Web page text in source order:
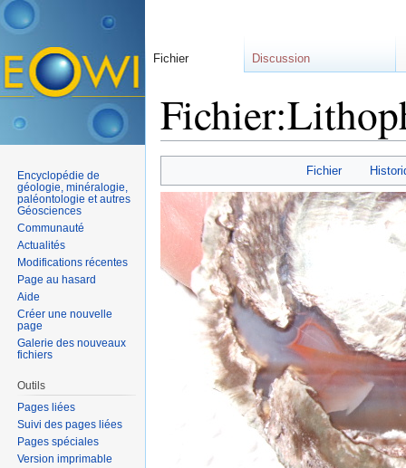
Fichier
Fichier Discussion
Encyclopédie de
géologie, minéralogie,
paléontologie et autres
Géosciences
Communauté
Actualités
Modifications récentes
Page au hasard
Aide
Créer une nouvelle
page
Galerie des nouveaux
fichiers
Outils
Pages liées
Suivi des pages liées
Pages spéciales
Version imprimable